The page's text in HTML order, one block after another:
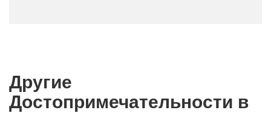
Другие
Достопримечательности в